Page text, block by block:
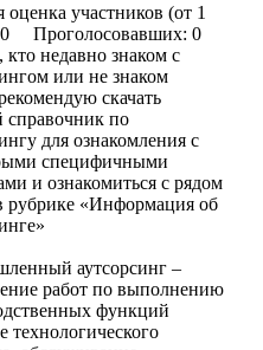
оценка участников (от 1
0 Проголосовавших: 0
кто недавно знаком с
или не знаком
скачать
справочник по
для ознакомления с
специфичными
и ознакомиться с рядом
рубрике «Информация об
аутсорсинг –
работ по выполнению
функций
технологического